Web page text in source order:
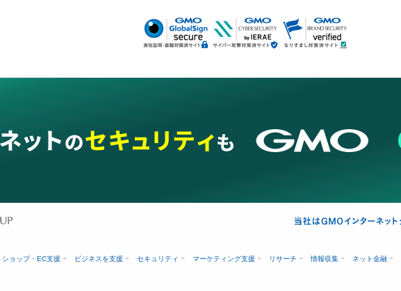
ショップ・EC支援 ビジネスを支援 セキュリティ マーケティング支援 リサーチ 情報収集 ネット金融